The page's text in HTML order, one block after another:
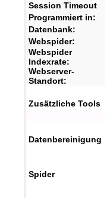
Session Timeout
Programmiert in:
Datenbank:
Webspider:
Webspider
Indexrate:
Webserver-
Standort:
Zusätzliche Tools
Datenbereinigung
Spider